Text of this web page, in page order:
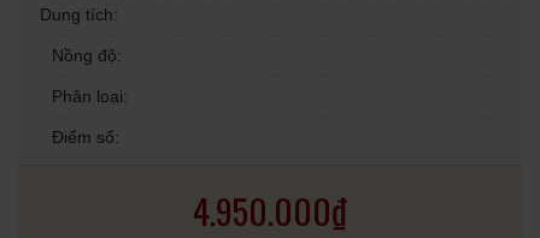
Dung tích:
Nồng độ:
Phân loại:
Điểm số:
4.950.000₫